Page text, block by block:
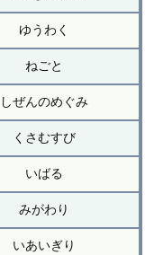
ゆうわく
ねごと
しぜんのめぐみ
くさむすび
いばる
みがわり
いあいぎり